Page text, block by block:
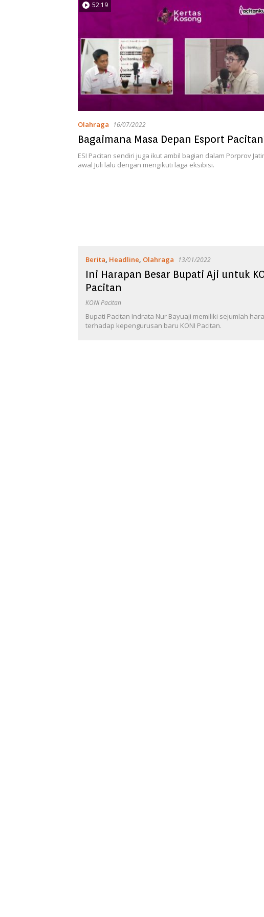
52:19
Olahraga 16/07/2022
Bagaimana Masa Depan Esport
ESI Pacitan sendiri juga ikut ambil bagian dalam Porprov
awal Juli lalu dengan mengikuti laga eksibisi.
Berita, Headline, Olahraga 13/01/2022
Ini Harapan Besar Bupati Aji untuk
Pacitan
KONI Pacitan
Bupati Pacitan Indrata Nur Bayuaji memiliki sejumlah
terhadap kepengurusan baru KONI Pacitan.